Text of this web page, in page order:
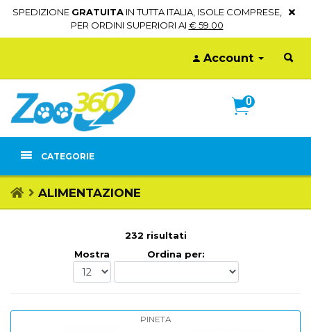
SPEDIZIONE GRATUITAIN TUTTA ITALIA, ISOLE COMPRESE,
PER ORDINI SUPERIORI AI € 59.00
Account
0
CATEGORIE
ALIMENTAZIONE
232 risultati
Mostra
Ordina per:
PINETA